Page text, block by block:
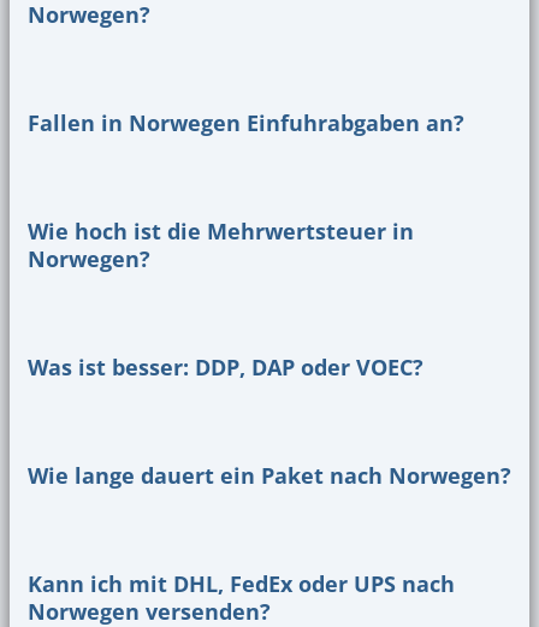
Norwegen?
Fallen in Norwegen Einfuhrabgaben an?
Wie hoch ist die Mehrwertsteuer in
Norwegen?
Was ist besser: DDP, DAP oder VOEC?
Wie lange dauert ein Paket nach Norwegen?
Kann ich mit DHL, FedEx oder UPS nach
Norwegen versenden?